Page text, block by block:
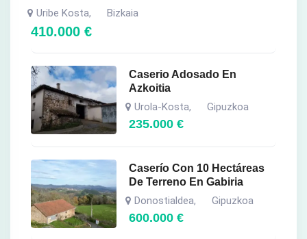
Uribe Kosta, Bizkaia
410.000 €
Caserio Adosado En
Azkoitia
Urola-Kosta, Gipuzkoa
235.000€
Caserío Con 10 Hectáreas
De Terreno En Gabiria
Donostialdea, Gipuzkoa
600.000€